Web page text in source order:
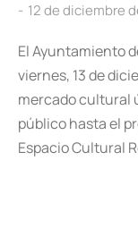
12 de diciembre
El Ayuntamiento
viernes, 13 de
mercado cultural
público hasta el
Espacio Cultural